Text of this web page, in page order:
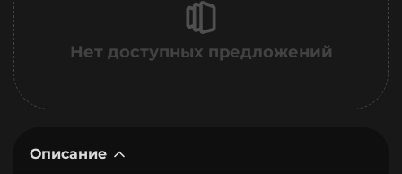
Нет доступных предложений
Описание